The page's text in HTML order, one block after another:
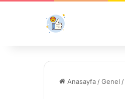
Anasayfa /Genel /